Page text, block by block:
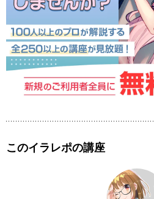
このイラレポの講座